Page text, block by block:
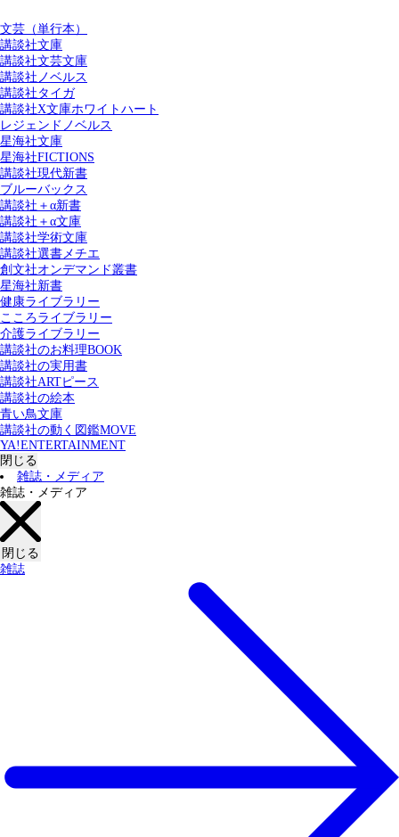
文芸（単行本）
講談社文庫
講談社文芸文庫
講談社ノベルス
講談社タイガ
講談社X文庫ホワイトハート
レジェンドノベルス
星海社文庫
星海社FICTIONS
講談社現代新書
ブルーバックス
講談社＋α新書
講談社＋α文庫
講談社学術文庫
講談社選書メチエ
創文社オンデマンド叢書
星海社新書
健康ライブラリー
こころライブラリー
介護ライブラリー
講談社のお料理BOOK
講談社の実用書
講談社ARTピース
講談社の絵本
青い鳥文庫
講談社の動く図鑑MOVE
YA!ENTERTAINMENT
閉じる
雑誌・メディア
雑誌・メディア
閉じる
雑誌